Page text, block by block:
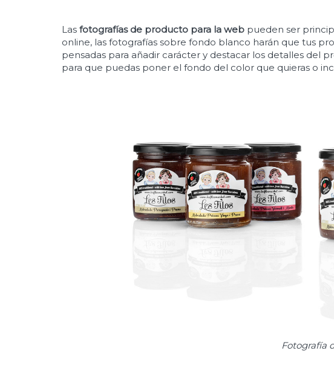
Las fotografías de producto para la web pueden ser
online, las fotografías sobre fondo blanco harán que tus
pensadas para añadir carácter y destacar los detalles
para que puedas poner el fondo del color que quieras o
Fotografía